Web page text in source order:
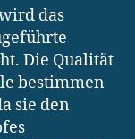
das
Die Qualität
bestimmen
sie den